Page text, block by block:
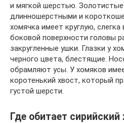
и мягкой шерстью.
длинношерстными и
хомячка имеет круглую,
боковой поверхности головы
закругленные ушки. Глазки у
черного цвета, блестящие.
обрамляют усы. У хомяков
коротенький хвост, который
густой шерсти.
Где обитает сирийский